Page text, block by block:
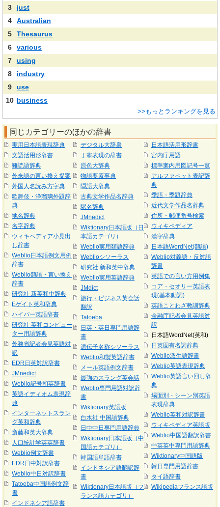
3
just
4
Australian
5
Thesaurus
6
various
7
using
8
industry
9
use
10 business
>>もっとランキングを見る
同じカテゴリーのほかの辞書
実用日本語表現辞典
文語活用形辞書
難読語辞典
外来語の言い換え提案
外国人名読み方字典
歌舞伎・浄瑠璃外題辞
典
地名辞典
名字辞典
ウィキペディア小見出
し辞書
Weblio日本語例文用例
辞書
Weblio類語・言い換え
辞書
研究社 新英和中辞典
Eゲイト英和辞典
ハイパー英語辞書
研究社 英和コンピュー
ター用語辞典
外務省記者会見英語対
訳
EDR日英対訳辞書
JMnedict
Weblio記号和英辞書
英語イディオム表現辞
典
インターネットスラン
グ英和辞典
斎藤和英大辞典
人口統計学英英辞書
Weblio例文辞書
EDR日中対訳辞書
Weblio中日対訳辞書
Tatoeba中国語例文辞
書
インドネシア語辞書
デジタル大辞泉
丁寧表現の辞書
原色大辞典
物語要素事典
隠語大辞典
古典文学作品名辞典
駅名辞典
JMnedict
Wiktionary日本語版（日
本語カテゴリ）
Weblio実用類語辞典
Weblioシソーラス
研究社 新和英中辞典
Weblio実用英語辞典
JMdict
旅行・ビジネス英会話
翻訳
Tatoeba
日英・英日専門用語辞
書
遺伝子名称シソーラス
Weblio和製英語辞書
メール英語例文辞書
最強のスラング英会話
Weblio専門用語対訳辞
書
Wiktionary英語版
白水社 中国語辞典
日中中日専門用語辞典
Wiktionary日本語版（中
国語カテゴリ）
韓国語単語辞書
インドネシア語翻訳辞
書
Wiktionary日本語版（フ
ランス語カテゴリ）
日本語活用形辞書
宮内庁用語
標準案内用図記号一覧
アルファベット表記辞
典
季語・季題辞典
近代文学作品名辞典
住所・郵便番号検索
ウィキペディア
漢字辞典
日本語WordNet(類語)
Weblio対義語・反対語
辞書
英語での言い方用例集
コア・セオリー英語表
現(基本動詞)
英語ことわざ教訓辞典
金融庁記者会見英語対
訳
日本語WordNet(英和)
日英固有名詞辞典
Weblio派生語辞書
Weblio英語表現辞典
Weblio英語言い回し辞
典
場面別・シーン別英語
表現辞典
Weblio英和対訳辞書
ウィキペディア英語版
Weblio中国語翻訳辞書
中英英中専門用語辞典
Wiktionary中国語版
韓日専門用語辞書
タイ語辞書
Wikipediaフランス語版